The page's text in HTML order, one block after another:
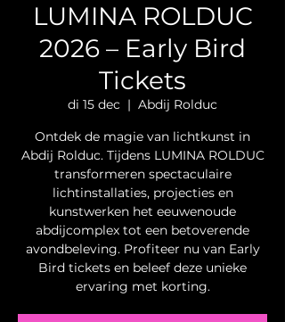
LUMINA ROLDUC
2026 – Early Bird
Tickets
di 15 dec
  |
Abdij Rolduc
Ontdek de magie van lichtkunst in
Abdij Rolduc. Tijdens LUMINA ROLDUC
transformeren spectaculaire
lichtinstallaties, projecties en
kunstwerken het eeuwenoude
abdijcomplex tot een betoverende
avondbeleving. Profiteer nu van Early
Bird tickets en beleef deze unieke
ervaring met korting.